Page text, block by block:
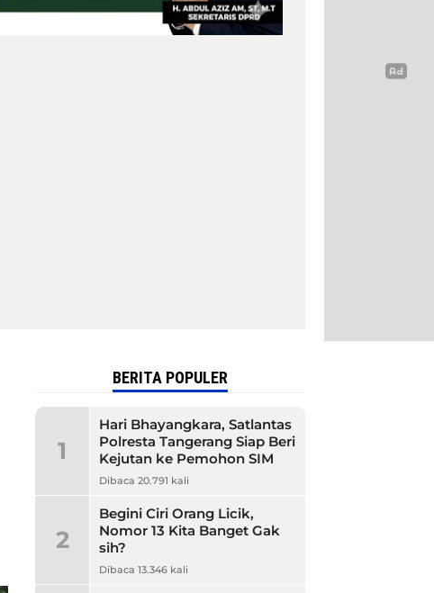
BERITA POPULER
1
Hari Bhayangkara, Satlantas
Polresta Tangerang Siap Beri
Kejutan ke Pemohon SIM
Dibaca 20.791 kali
2
Begini Ciri Orang Licik,
Nomor 13 Kita Banget Gak
sih?
Dibaca 13.346 kali